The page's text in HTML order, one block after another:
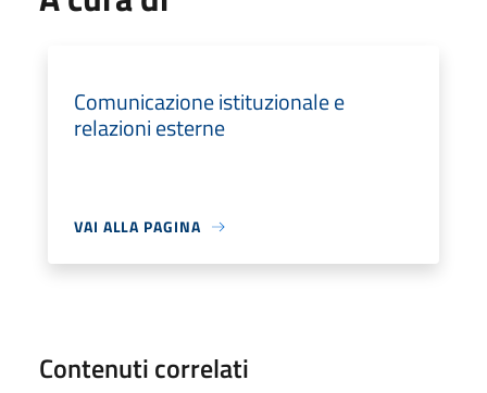
Comunicazione istituzionale e
relazioni esterne
VAI ALLA PAGINA
Contenuti correlati